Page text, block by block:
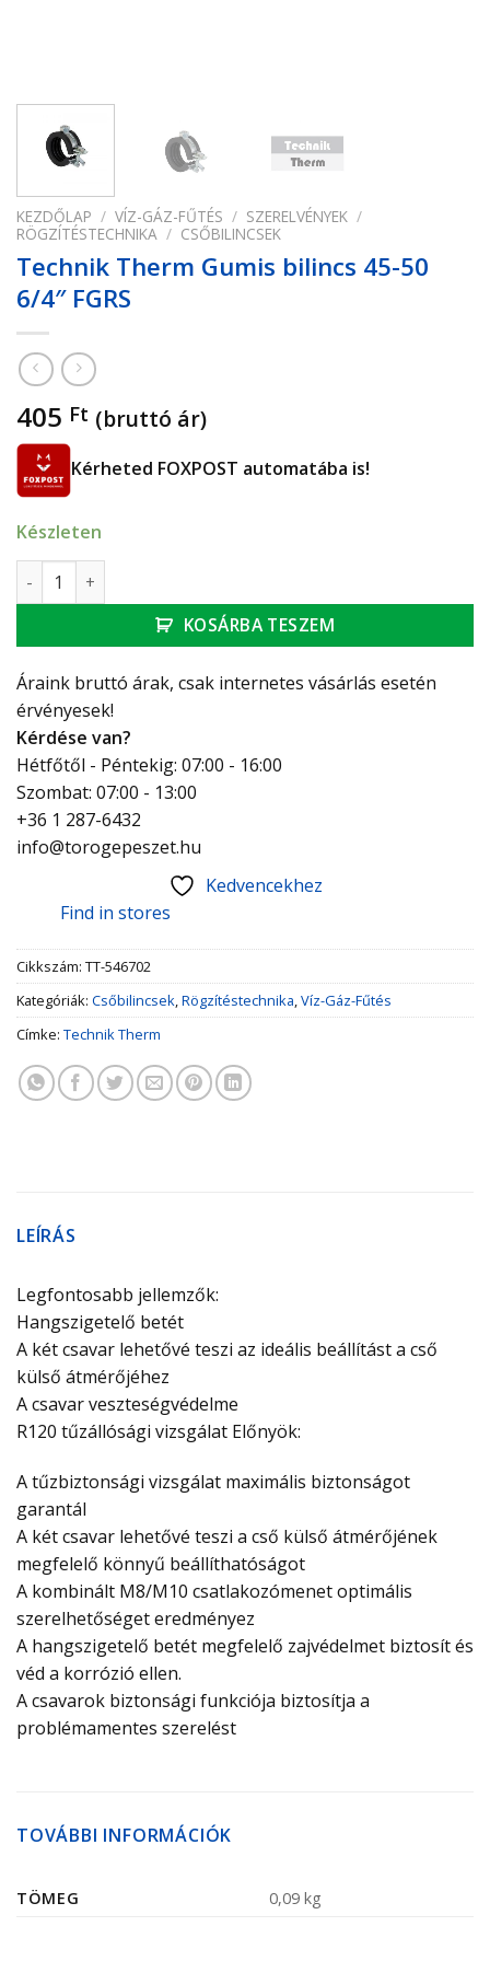
KEZDŐLAP / VÍZ-GÁZ-FŰTÉS / SZERELVÉNYEK /
RÖGZÍTÉSTECHNIKA / CSŐBILINCSEK
Technik Therm Gumis bilincs 45-50
6/4″ FGRS
405 Ft (bruttó ár)
Kérheted FOXPOST automatába is!
Készleten
Technik Therm Gumis bilincs 45-50 6/4" FGRS mennyiség
KOSÁRBA TESZEM
Áraink bruttó árak, csak internetes vásárlás esetén
érvényesek!
Kérdése van?
Hétfőtől - Péntekig: 07:00 - 16:00
Szombat: 07:00 - 13:00
+36 1 287-6432
info@torogepeszet.hu
Kedvencekhez
Find in stores
Cikkszám: TT-546702
Kategóriák: Csőbilincsek,Rögzítéstechnika,Víz-Gáz-Fűtés
Címke: Technik Therm
LEÍRÁS
Legfontosabb jellemzők:
Hangszigetelő betét
A két csavar lehetővé teszi az ideális beállítást a cső
külső átmérőjéhez
A csavar veszteségvédelme
R120 tűzállósági vizsgálat Előnyök:
A tűzbiztonsági vizsgálat maximális biztonságot
garantál
A két csavar lehetővé teszi a cső külső átmérőjének
megfelelő könnyű beállíthatóságot
A kombinált M8/M10 csatlakozómenet optimális
szerelhetőséget eredményez
A hangszigetelő betét megfelelő zajvédelmet biztosít és
véd a korrózió ellen.
A csavarok biztonsági funkciója biztosítja a
problémamentes szerelést
TOVÁBBI INFORMÁCIÓK
TÖMEG 0,09 kg